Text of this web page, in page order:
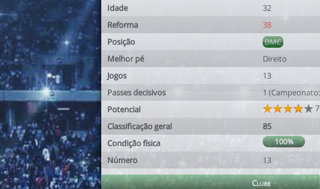
Idade
32
Reforma
38
Posição
DMC
Melhor pé
Direito
Jogos
13
Passes decisivos
1
Potencial
Classificação geral
85
Condição física
100%
Número 13
Clube